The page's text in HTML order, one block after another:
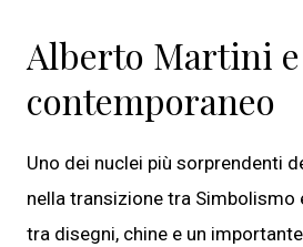
Alberto Martini
contemporaneo
Uno dei nuclei più sorprendenti
nella transizione tra
tra disegni, chine e un